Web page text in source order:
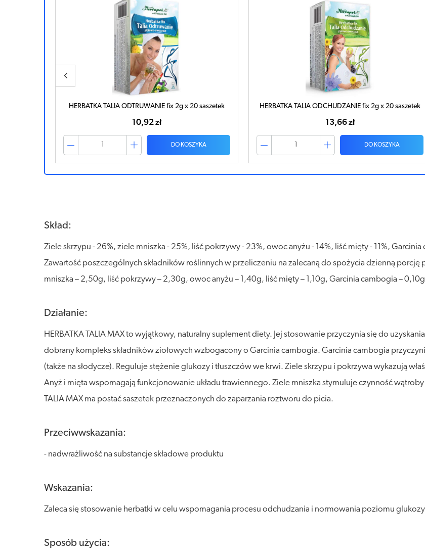
HERBATKA TALIA ODTRUWANIE fix 2g x 20 saszetek
10,92 zł
DO KOSZYKA
HERBATKA TALIA ODCHUDZANIE fix 2g x 20 saszetek
13,66 zł
DO KOSZYKA
Skład:
Ziele skrzypu - 26%, ziele mniszka - 25%, liść pokrzywy - 23%, owoc anyżu - 14%, liść mięty - 11%, Garcinia
Zawartość poszczególnych składników roślinnych w przeliczeniu na zalecaną do spożycia dzienną
mniszka – 2,50g, liść pokrzywy – 2,30g, owoc anyżu – 1,40g, liść mięty – 1,10g, Garcinia cambogia –
Działanie:
HERBATKA TALIA MAX to wyjątkowy, naturalny suplement diety. Jej stosowanie przyczynia się do
dobrany kompleks składników ziołowych wzbogacony o Garcinia cambogia. Garcinia cambogia
(także na słodycze). Reguluje stężenie glukozy i tłuszczów we krwi. Ziele skrzypu i pokrzywa wykazują
Anyż i mięta wspomagają funkcjonowanie układu trawiennego. Ziele mniszka stymuluje czynność
TALIA MAX ma postać saszetek przeznaczonych do zaparzania roztworu do picia.
Przeciwwskazania:
- nadwrażliwość na substancje składowe produktu
Wskazania:
Zaleca się stosowanie herbatki w celu wspomagania procesu odchudzania i normowania poziomu
Sposób użycia: